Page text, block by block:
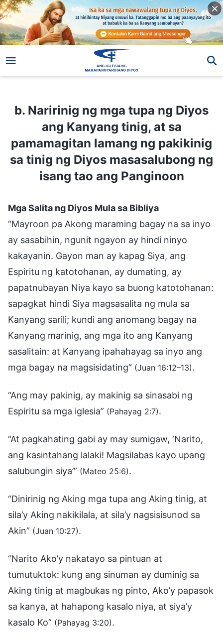
b. Naririnig ng mga tupa ng Diyos
ang Kanyang tinig, at sa
pamamagitan lamang ng pakikinig
sa tinig ng Diyos masasalubong ng
isang tao ang Panginoon
Mga Salita ng Diyos Mula sa Bibliya
“Mayroon pa Akong maraming bagay na sa inyo
ay sasabihin, ngunit ngayon ay hindi ninyo
kakayanin. Gayon man ay kapag Siya, ang
Espiritu ng katotohanan, ay dumating, ay
papatnubayan Niya kayo sa buong katotohanan:
sapagkat hindi Siya magsasalita ng mula sa
Kanyang sarili; kundi ang anomang bagay na
Kanyang marinig, ang mga ito ang Kanyang
sasalitain: at Kanyang ipahahayag sa inyo ang
mga bagay na magsisidating” (Juan 16:12–13).
“Ang may pakinig, ay makinig sa sinasabi ng
Espiritu sa mga iglesia” (Pahayag 2:7).
“At pagkahating gabi ay may sumigaw, ‘Narito,
ang kasintahang lalaki! Magsilabas kayo upang
salubungin siya’” (Mateo 25:6).
“Dinirinig ng Aking mga tupa ang Aking tinig, at
sila’y Aking nakikilala, at sila’y nagsisisunod sa
Akin” (Juan 10:27).
“Narito Ako’y nakatayo sa pintuan at
tumutuktok: kung ang sinuman ay duminig sa
Aking tinig at magbukas ng pinto, Ako’y papasok
sa kanya, at hahapong kasalo niya, at siya’y
kasalo Ko” (Pahayag 3:20).